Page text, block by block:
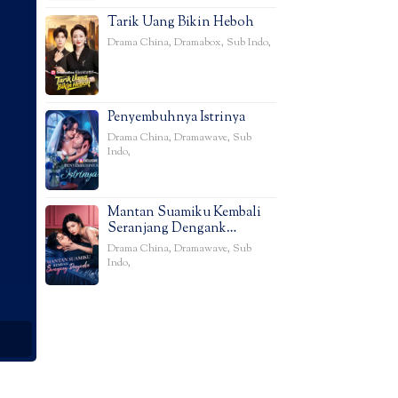
Tarik Uang Bikin Heboh
Drama China, Dramabox, Sub Indo,
Penyembuhnya Istrinya
Drama China, Dramawave, Sub
Indo,
Mantan Suamiku Kembali
Seranjang Dengank…
Drama China, Dramawave, Sub
Indo,